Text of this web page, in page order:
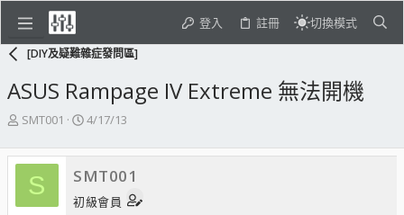
登入 註冊 切換模式
[DIY及疑難雜症發問區]
ASUS Rampage IV Extreme 無法開機
主
發
人
SMT001
開
日
期
4/17/13
S SMT001
初級會員